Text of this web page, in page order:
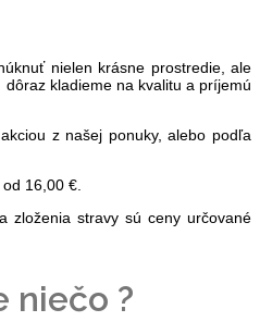
nielen krásne prostredie, ale
kladieme na kvalitu a príjemú
z našej ponuky, alebo podľa
16,00 €.
zloženia stravy sú ceny určované
niečo ?